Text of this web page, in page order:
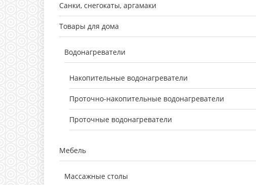
Санки, снегокаты, аргамаки
Товары для дома
Водонагреватели
Накопительные водонагреватели
Проточно-накопительные водонагреватели
Проточные водонагреватели
Мебель
Массажные столы